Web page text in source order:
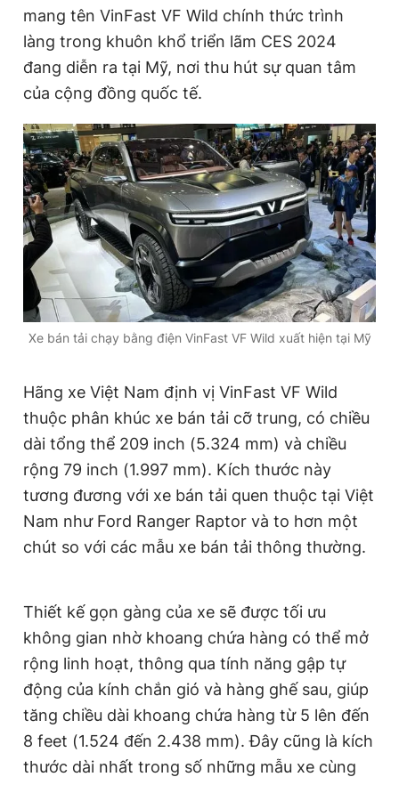
Sản phẩm khác
Tiện ích Bạn cần biết
Thông tin tòa soạn Liên hệ quảng cáo
Đọc Thanh Niên trên điện thoại
Theo dõi báo trên
Hotline
0906 645 777
Liên hệ quảng cáo
0908 780 404
Đặt báo Quảng cáo RSS Tòa soạn Chính sách bảo
Tổng biên tập: Nguyễn Ngọc Toàn
Phó tổng biên tập thường trực: Hải Thành
Phó tổng biên tập: Lâm Hiếu Dũng
Phó tổng biên tập: Trần Việt Hưng
© 2003-2026 Bản quyền thuộc về Báo Thanh Niên. Cấm sao
chép dưới mọi hình thức nếu không có sự chấp thuận bằng văn
bản. Phát triển bởi ePi Technologies, JSC.
mang tên VinFast VF Wild chính thức trình
làng trong khuôn khổ triển lãm CES 2024
đang diễn ra tại Mỹ, nơi thu hút sự quan tâm
của cộng đồng quốc tế.
Xe bán tải chạy bằng điện VinFast VF Wild xuất hiện tại Mỹ
Hãng xe Việt Nam định vị VinFast VF Wild
thuộc phân khúc xe bán tải cỡ trung, có chiều
dài tổng thể 209 inch (5.324 mm) và chiều
rộng 79 inch (1.997 mm). Kích thước này
tương đương với xe bán tải quen thuộc tại Việt
Nam như Ford Ranger Raptor và to hơn một
chút so với các mẫu xe bán tải thông thường.
Thiết kế gọn gàng của xe sẽ được tối ưu
không gian nhờ khoang chứa hàng có thể mở
rộng linh hoạt, thông qua tính năng gập tự
động của kính chắn gió và hàng ghế sau, giúp
tăng chiều dài khoang chứa hàng từ 5 lên đến
8 feet (1.524 đến 2.438 mm). Đây cũng là kích
thước dài nhất trong số những mẫu xe cùng